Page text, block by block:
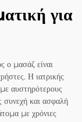
για
ο μασάζ είναι
Η ιατρικής
αυστηρότερους
συνεχή και ασφαλή
με χρόνιες